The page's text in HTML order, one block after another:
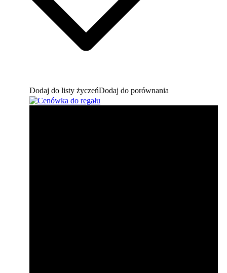
Dodaj do listy życzeńDodaj do porównania